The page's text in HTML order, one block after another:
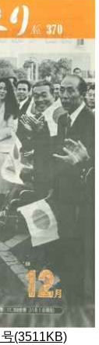
(3511KB)